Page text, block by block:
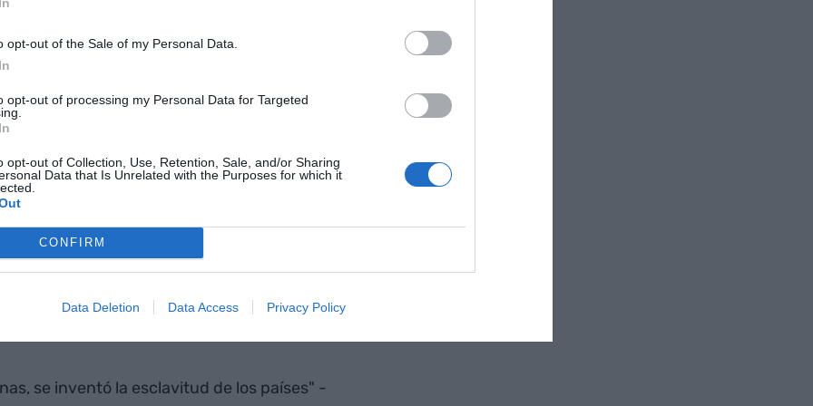
opt-out of the Sale of my Personal Data.
opt-out of processing my Personal Data for Targeted
opt-out of Collection, Use, Retention, Sale, and/or Sharing
Data that Is Unrelated with the Purposes for which it
CONFIRM
Data Deletion Data Access Privacy Policy
del siglo XXI
las profesiones que decían ser objetivas e
el emprendedor
los emprendedores: tiene el máximo celo
al error cuando hay que ejecutarla.
se inventó la esclavitud de los países" -